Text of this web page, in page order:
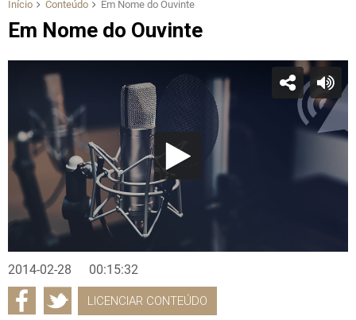
Início Conteúdo Em Nome do Ouvinte
Em Nome do Ouvinte
2014-02-28 00:15:32
LICENCIAR CONTEÚDO